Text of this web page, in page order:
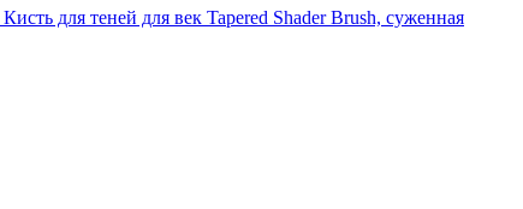
Кисть для теней для век Tapered Shader Brush, суженная